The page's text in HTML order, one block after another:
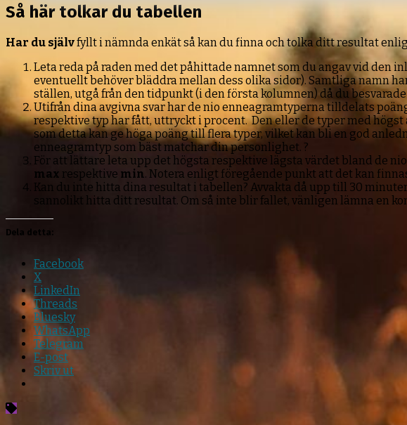
Så här tolkar du tabellen
Har du självfyllt i nämnda enkät så kan du finna och tolka ditt resultat
Leta reda på raden med det påhittade namnet som du angav vid
eventuellt behöver bläddra mellan dess olika sidor). Samtliga namn
ställen, utgå från den tidpunkt (i den första kolumnen) då du
Utifrån dina avgivna svar har de nio enneagramtyperna tilldelats
respektive typ har fått, uttryckt i procent. Den eller de typer med
som detta kan ge höga poäng till flera typer, vilket kan bli en god
enneagramtyp som bäst matchar din personlighet. ?
För att lättare leta upp det högsta respektive lägsta värdet bland de
max respektive min. Notera enligt föregående punkt att det kan
Kan du inte hitta dina resultat i tabellen? Avvakta då upp till 30
sannolikt hitta ditt resultat. Om så inte blir fallet, vänligen lämna en
Dela detta:
Facebook
X
LinkedIn
Threads
Bluesky
WhatsApp
Telegram
E-post
Skriv ut